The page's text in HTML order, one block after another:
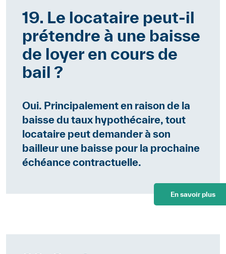
19. Le locataire peut-il
prétendre à une baisse
de loyer en cours de
bail ?
Oui. Principalement en raison de la
baisse du taux hypothécaire, tout
locataire peut demander à son
bailleur une baisse pour la prochaine
échéance contractuelle.
En savoir plus